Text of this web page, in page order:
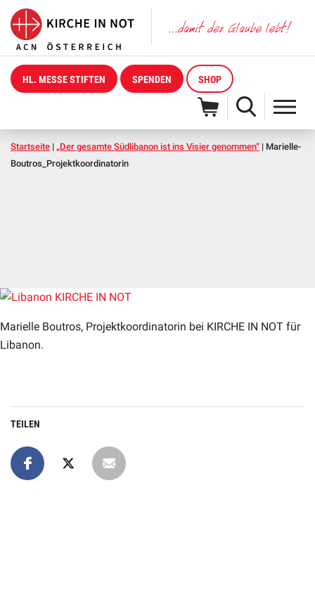
HL. MESSE STIFTEN SPENDEN SHOP
Startseite | „Der gesamte Südlibanon ist ins Visier genommen“ | Marielle-
Boutros_Projektkoordinatorin
Marielle Boutros, Projektkoordinatorin bei KIRCHE IN NOT für
Libanon.
TEILEN